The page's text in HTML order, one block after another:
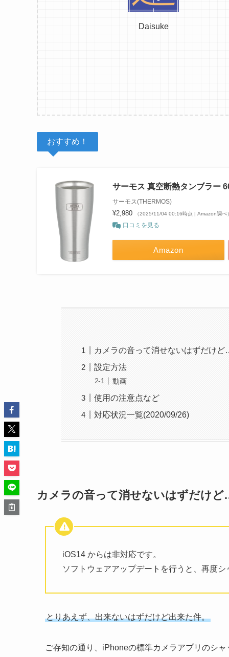
Daisuke
おすすめ！
サーモス 真空断熱タンブラー
サーモス(THERMOS)
¥2,980 （2025/11/04 00:16時点 | Amazon調べ
口コミを見る
Amazon
カメラの音って消せないはずだけ
設定方法
動画
使用の注意点など
対応状況一覧(2020/09/26)
カメラの音って消せないはずだけ
iOS14 からは非対応です。
ソフトウェアアップデートを行うと、再度
とりあえず、出来ないはずだけど出来た件。
ご存知の通り、iPhoneの標準カメラアプリのシ